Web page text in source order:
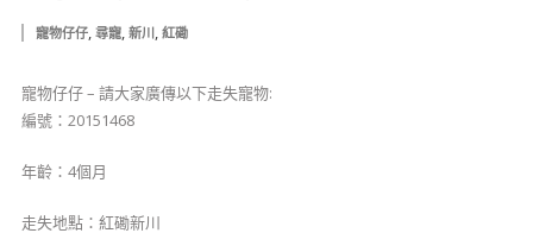
寵物仔仔, 尋寵, 新川, 紅磡
寵物仔仔 – 請大家廣傳以下走失寵物:
編號：20151468
年齡：4個月
走失地點：紅磡新川